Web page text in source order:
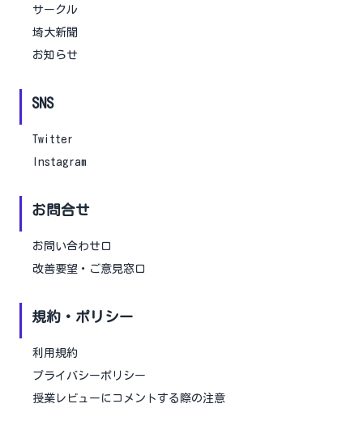
並び順
単位取得しやすい順
開講期
指定しない
前期
サークル
埼大新聞
お知らせ
SNS
Twitter
Instagram
お問合せ
お問い合わせ口
改善要望・ご意見窓口
規約・ポリシー
利用規約
プライバシーポリシー
授業レビューにコメントする際の注意